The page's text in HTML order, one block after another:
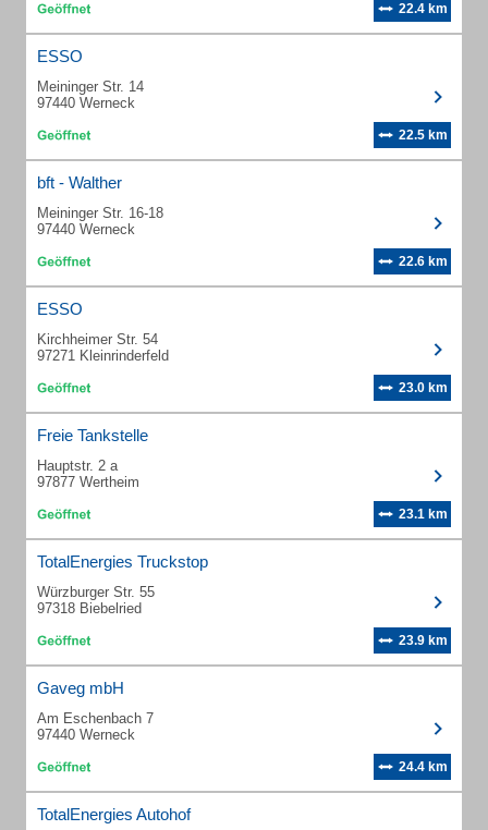
22.4 km
ESSO
Meininger Str. 14
97440 Werneck
22.5 km
bft - Walther
Meininger Str. 16-18
97440 Werneck
22.6 km
ESSO
Kirchheimer Str. 54
97271 Kleinrinderfeld
23.0 km
Freie Tankstelle
Hauptstr. 2 a
97877 Wertheim
23.1 km
TotalEnergies Truckstop
Würzburger Str. 55
97318 Biebelried
23.9 km
Gaveg mbH
Am Eschenbach 7
97440 Werneck
24.4 km
TotalEnergies Autohof